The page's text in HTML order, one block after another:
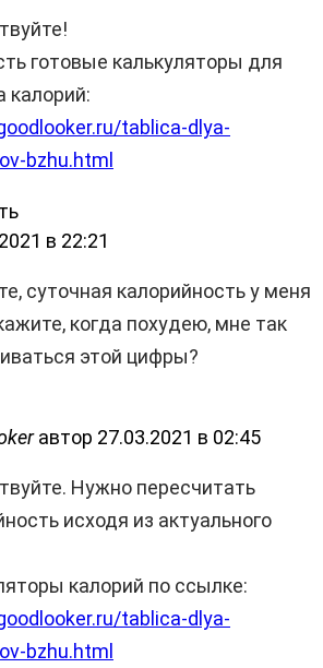
готовые калькуляторы для
калорий:
tablica-dlya-
bzhu.html
в 22:21
суточная калорийность у меня
когда похудею, мне так
этой цифры?
автор 27.03.2021 в 02:45
Нужно пересчитать
исходя из актуального
калорий по ссылке:
tablica-dlya-
bzhu.html